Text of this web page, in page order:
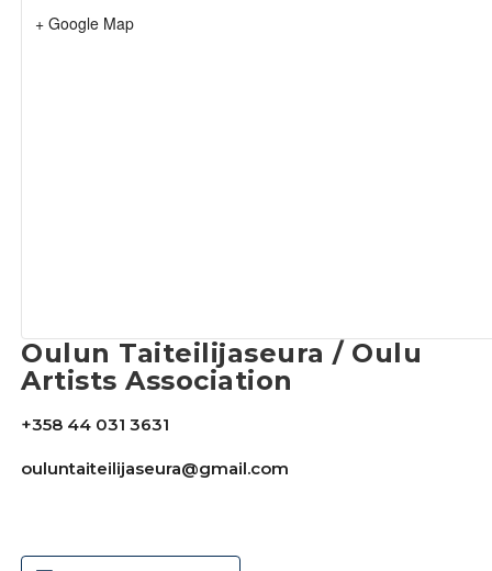
+ Google Map
Oulun Taiteilijaseura / Oulu
Artists Association
+358 44 031 3631
ouluntaiteilijaseura@gmail.com